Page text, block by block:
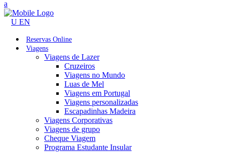
EN
Reservas Online
Viagens
Viagens de Lazer
Cruzeiros
Viagens no Mundo
Luas de Mel
Viagens em Portugal
Viagens personalizadas
Escapadinhas Madeira
Viagens Corporativas
Viagens de grupo
Cheque Viagem
Programa Estudante Insular